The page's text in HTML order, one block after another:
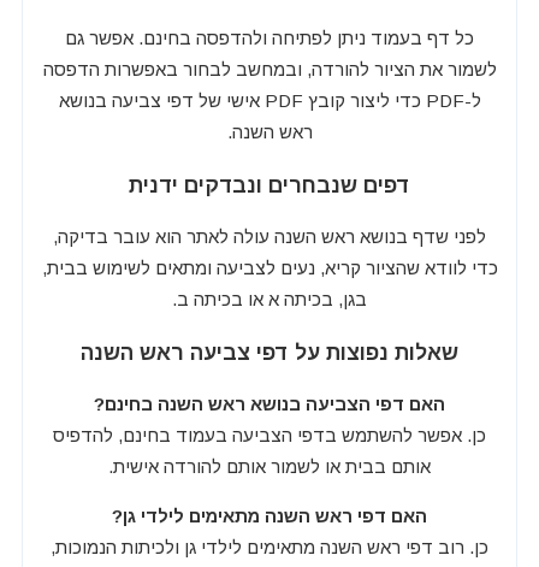
כל דף בעמוד ניתן לפתיחה ולהדפסה בחינם. אפשר גם
לשמור את הציור להורדה, ובמחשב לבחור באפשרות הדפסה
ל-PDF כדי ליצור קובץ PDF אישי של דפי צביעה בנושא
ראש השנה.
דפים שנבחרים ונבדקים ידנית
לפני שדף בנושא ראש השנה עולה לאתר הוא עובר בדיקה,
כדי לוודא שהציור קריא, נעים לצביעה ומתאים לשימוש בבית,
בגן, בכיתה א או בכיתה ב.
שאלות נפוצות על דפי צביעה ראש השנה
האם דפי הצביעה בנושא ראש השנה בחינם?
כן. אפשר להשתמש בדפי הצביעה בעמוד בחינם, להדפיס
אותם בבית או לשמור אותם להורדה אישית.
האם דפי ראש השנה מתאימים לילדי גן?
כן. רוב דפי ראש השנה מתאימים לילדי גן ולכיתות הנמוכות,